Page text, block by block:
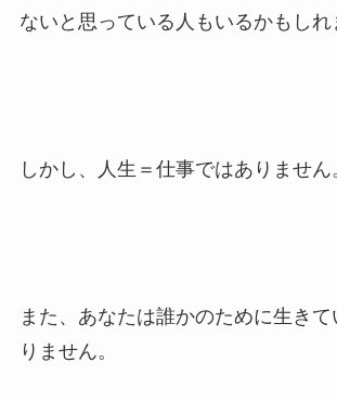
ないと思っている人もいるかもしれ
しかし、人生＝仕事ではありません
また、あなたは誰かのために生き
りません。